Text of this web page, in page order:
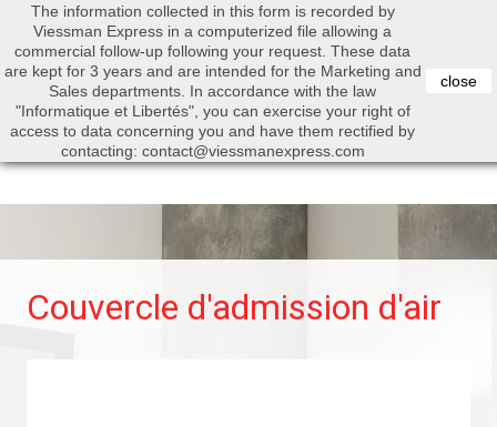
 
Search
Couvercle d'admission d'air
The information collected in this form is recorded by
Viessman Express in a computerized file allowing a
commercial follow-up following your request. These data
are kept for 3 years and are intended for the Marketing and
Sales departments. In accordance with the law
"Informatique et Libertés", you can exercise your right of
access to data concerning you and have them rectified by
contacting: contact@viessmanexpress.com
close